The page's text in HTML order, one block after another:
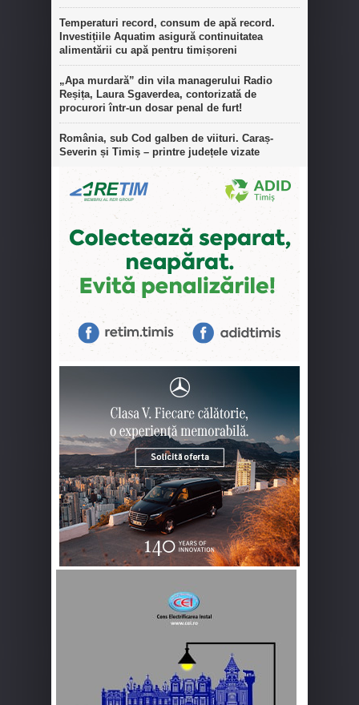
Temperaturi record, consum de apă record.
Investițiile Aquatim asigură continuitatea
alimentării cu apă pentru timișoreni
„Apa murdară” din vila managerului Radio
Reșița, Laura Sgaverdea, contorizată de
procurori într-un dosar penal de furt!
România, sub Cod galben de viituri. Caraș-
Severin și Timiș – printre județele vizate